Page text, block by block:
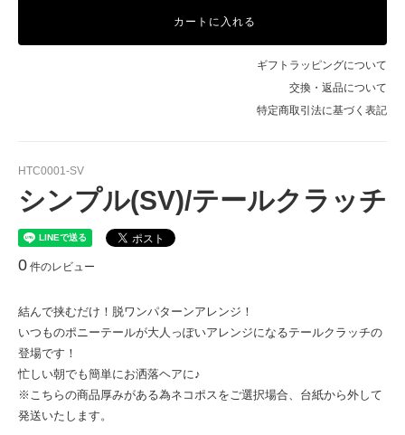
カートに入れる
ギフトラッピングについて
交換・返品について
特定商取引法に基づく表記
HTC0001-SV
シンプル(SV)/テールクラッチ
0 件のレビュー
結んで挟むだけ！脱ワンパターンアレンジ！
いつものポニーテールが大人っぽいアレンジになるテールクラッチの
登場です！
忙しい朝でも簡単にお洒落ヘアに♪
※こちらの商品厚みがある為ネコポスをご選択場合、台紙から外して
発送いたします。